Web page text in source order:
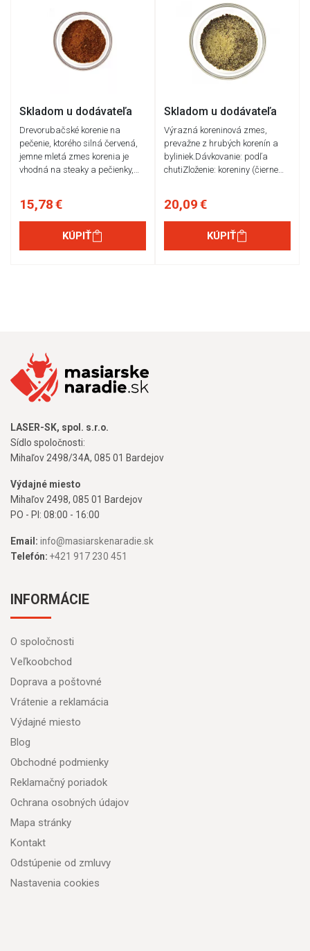
Skladom u dodávateľa
Drevorubačské korenie na
pečenie, ktorého silná červená,
jemne mletá zmes korenia je
vhodná na steaky a pečienky,…
15,78 €
KÚPIŤ
Skladom u dodávateľa
Výrazná koreninová zmes,
prevažne z hrubých korenín a
byliniek.Dávkovanie: podľa
chutiZloženie: koreniny (čierne…
20,09 €
KÚPIŤ
LASER-SK, spol. s.r.o.
Sídlo spoločnosti:
Mihaľov 2498/34A, 085 01 Bardejov
Výdajné miesto
Mihaľov 2498, 085 01 Bardejov
PO - PI: 08:00 - 16:00
Email: info@masiarskenaradie.sk
Telefón: +421 917 230 451
INFORMÁCIE
O spoločnosti
Veľkoobchod
Doprava a poštovné
Vrátenie a reklamácia
Výdajné miesto
Blog
Obchodné podmienky
Reklamačný poriadok
Ochrana osobných údajov
Mapa stránky
Kontakt
Odstúpenie od zmluvy
Nastavenia cookies